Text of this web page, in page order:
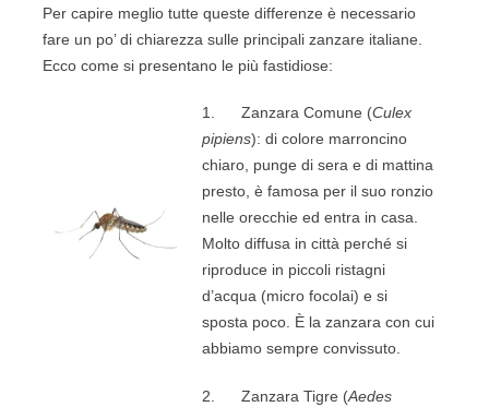
Per capire meglio tutte queste differenze è necessario
fare un po’ di chiarezza sulle principali zanzare italiane.
Ecco come si presentano le più fastidiose:
1. Zanzara Comune (Culex
pipiens): di colore marroncino
chiaro, punge di sera e di mattina
presto, è famosa per il suo ronzio
nelle orecchie ed entra in casa.
Molto diffusa in città perché si
riproduce in piccoli ristagni
d’acqua (micro focolai) e si
sposta poco. È la zanzara con cui
abbiamo sempre convissuto.
2. Zanzara Tigre (Aedes